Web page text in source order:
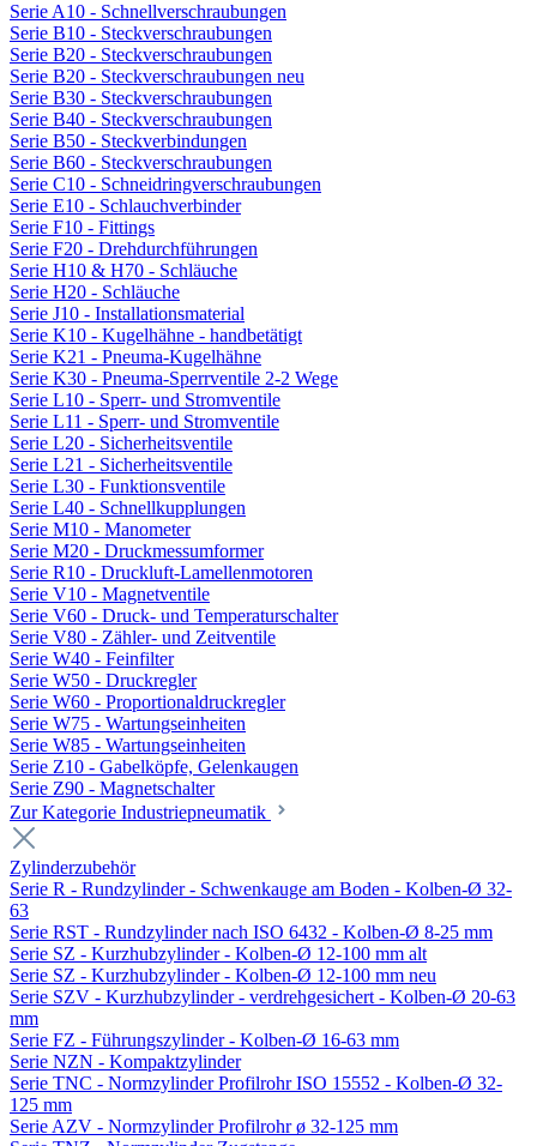
Serie A10 - Schnellverschraubungen
Serie B10 - Steckverschraubungen
Serie B20 - Steckverschraubungen
Serie B20 - Steckverschraubungen neu
Serie B30 - Steckverschraubungen
Serie B40 - Steckverschraubungen
Serie B50 - Steckverbindungen
Serie B60 - Steckverschraubungen
Serie C10 - Schneidringverschraubungen
Serie E10 - Schlauchverbinder
Serie F10 - Fittings
Serie F20 - Drehdurchführungen
Serie H10 & H70 - Schläuche
Serie H20 - Schläuche
Serie J10 - Installationsmaterial
Serie K10 - Kugelhähne - handbetätigt
Serie K21 - Pneuma-Kugelhähne
Serie K30 - Pneuma-Sperrventile 2-2 Wege
Serie L10 - Sperr- und Stromventile
Serie L11 - Sperr- und Stromventile
Serie L20 - Sicherheitsventile
Serie L21 - Sicherheitsventile
Serie L30 - Funktionsventile
Serie L40 - Schnellkupplungen
Serie M10 - Manometer
Serie M20 - Druckmessumformer
Serie R10 - Druckluft-Lamellenmotoren
Serie V10 - Magnetventile
Serie V60 - Druck- und Temperaturschalter
Serie V80 - Zähler- und Zeitventile
Serie W40 - Feinfilter
Serie W50 - Druckregler
Serie W60 - Proportionaldruckregler
Serie W75 - Wartungseinheiten
Serie W85 - Wartungseinheiten
Serie Z10 - Gabelköpfe, Gelenkaugen
Serie Z90 - Magnetschalter
Zur Kategorie Industriepneumatik
Zylinderzubehör
Serie R - Rundzylinder - Schwenkauge am Boden - Kolben-Ø 32-
63
Serie RST - Rundzylinder nach ISO 6432 - Kolben-Ø 8-25 mm
Serie SZ - Kurzhubzylinder - Kolben-Ø 12-100 mm alt
Serie SZ - Kurzhubzylinder - Kolben-Ø 12-100 mm neu
Serie SZV - Kurzhubzylinder - verdrehgesichert - Kolben-Ø 20-63
mm
Serie FZ - Führungszylinder - Kolben-Ø 16-63 mm
Serie NZN - Kompaktzylinder
Serie TNC - Normzylinder Profilrohr ISO 15552 - Kolben-Ø 32-
125 mm
Serie AZV - Normzylinder Profilrohr ø 32-125 mm